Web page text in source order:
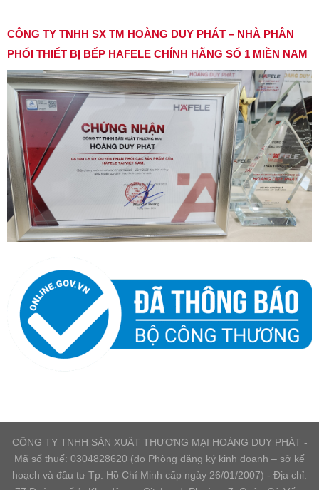
CÔNG TY TNHH SX TM HOÀNG DUY PHÁT – NHÀ PHÂN
PHỐI THIẾT BỊ BẾP HAFELE CHÍNH HÃNG SỐ 1 MIỀN NAM
CÔNG TY TNHH SẢN XUẤT THƯƠNG MẠI HOÀNG DUY PHÁT -
Mã số thuế: 0304828620 (do Phòng đăng ký kinh doanh – sở kế
hoạch và đầu tư Tp. Hồ Chí Minh cấp ngày 26/01/2007) - Địa chỉ: